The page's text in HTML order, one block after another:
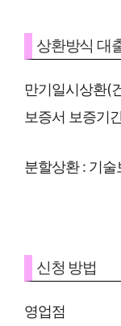
상환방식 대
만기일시상환(
보증서 보증기
분할상환 : 기
신청 방법
영업점